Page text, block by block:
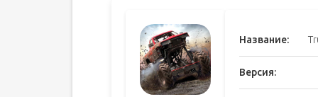
Название:
Версия: